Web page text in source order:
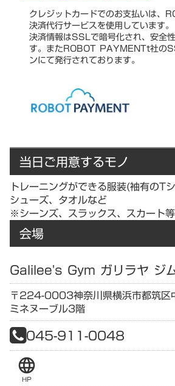
クレジットカードでのお支払いは
決済代行サービスを使用しています。
決済情報はSSLで暗号化され、安全
す。またROBOT PAYMENTt社の
ンにて発行されております。
当日ご用意するモノ
トレーニングができる服装(袖有のT
シューズ、タオルなど
※シーンズ、スラックス、スカート
会場
Galilee's Gym ガリラヤ ジ
〒224-0003神奈川県横浜市都筑
ミネヌーブル3階
045-911-0048
language
HP